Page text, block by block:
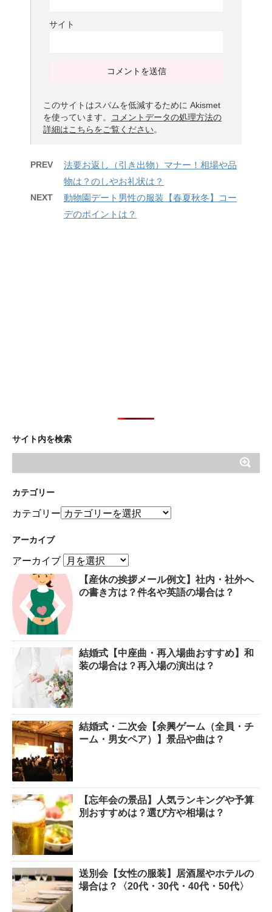
サイト
このサイトはスパムを低減するために Akismet
を使っています。
コメントデータの処理方法の
詳細はこちらをご覧ください。
PREV
法要お返し（引き出物）マナー！相場や品
物は？のしやお礼状は？
NEXT
動物園デート男性の服装【春夏秋冬】コー
デのポイントは？
サイト内を検索
カテゴリー
カテゴリー
アーカイブ
アーカイブ
【産休の挨拶メール例文】社内・社外へ
の書き方は？件名や英語の場合は？
結婚式【中座曲・再入場曲おすすめ】和
装の場合は？再入場の演出は？
結婚式・二次会【余興ゲーム（全員・チ
ーム・男女ペア）】景品や曲は？
【忘年会の景品】人気ランキングや予算
別おすすめは？選び方や相場は？
送別会【女性の服装】居酒屋やホテルの
場合は？〈20代・30代・40代・50代〉